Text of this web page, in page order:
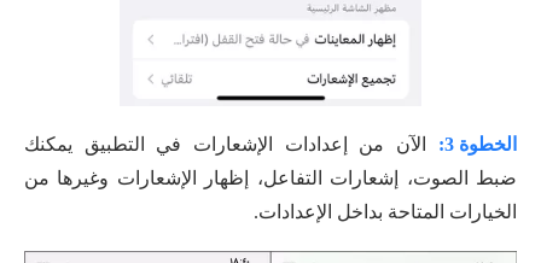
الخطوة 3:
الآن من إعدادات الإشعارات في التطبيق يمكنك
ضبط الصوت، إشعارات التفاعل، إظهار الإشعارات وغيرها من
الخيارات المتاحة بداخل الإعدادات.